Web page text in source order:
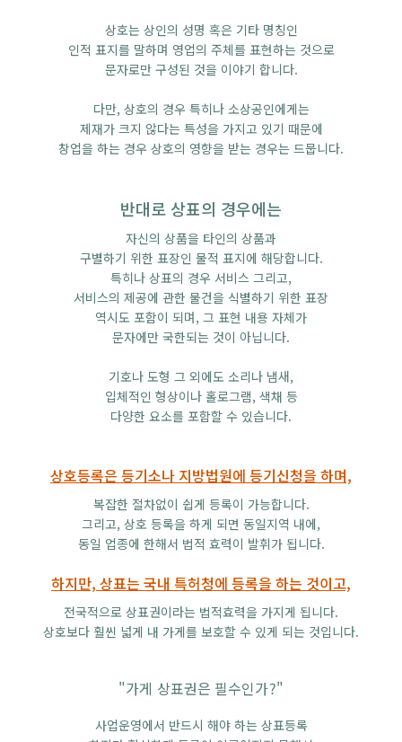
상호는 상인의 성명 혹은 기타 명칭인
인적 표지를 말하며 영업의 주체를 표현하는 것으로
문자로만 구성된 것을 이야기 합니다.
다만, 상호의 경우 특히나 소상공인에게는
제재가 크지 않다는 특성을 가지고 있기 때문에
창업을 하는 경우 상호의 영향을 받는 경우는 드뭅니다.
반대로 상표의 경우에는
자신의 상품을 타인의 상품과
구별하기 위한 표장인 물적 표지에 해당합니다.
특히나 상표의 경우 서비스 그리고,
서비스의 제공에 관한 물건을 식별하기 위한 표장
역시도 포함이 되며, 그 표현 내용 자체가
문자에만 국한되는 것이 아닙니다.
기호나 도형 그 외에도 소리나 냄새,
입체적인 형상이나 홀로그램, 색채 등
다양한 요소를 포함할 수 있습니다.
상호등록은 등기소나 지방법원에 등기신청을 하며,
복잡한 절차없이 쉽게 등록이 가능합니다.
그리고, 상호 등록을 하게 되면 동일지역 내에,
동일 업종에 한해서 법적 효력이 발휘가 됩니다.
하지만, 상표는 국내 특허청에 등록을 하는 것이고,
전국적으로 상표권이라는 법적효력을 가지게 됩니다.
상호보다 훨씬 넓게 내 가게를 보호할 수 있게 되는 것입니다.
"가게 상표권은 필수인가?"
사업운영에서 반드시 해야 하는 상표등록